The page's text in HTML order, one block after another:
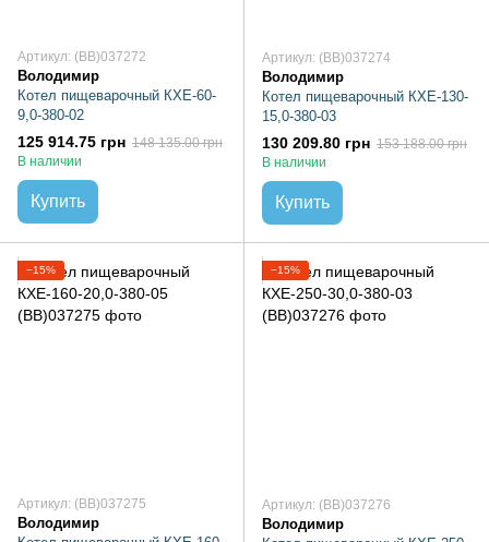
Артикул: (BB)037272
Володимир
Котел пищеварочный КХЕ-60-
9,0-380-02
125 914.75 грн 148 135.00 грн
В наличии
Купить
Артикул: (BB)037274
Володимир
Котел пищеварочный КХЕ-130-
15,0-380-03
130 209.80 грн 153 188.00 грн
В наличии
Купить
−15%
Артикул: (BB)037275
Володимир
−15%
Артикул: (BB)037276
Володимир